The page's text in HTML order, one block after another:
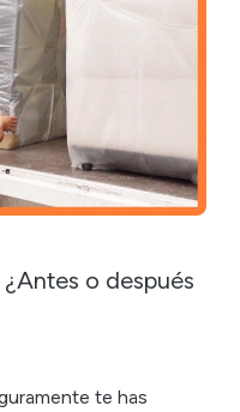
o después
te has